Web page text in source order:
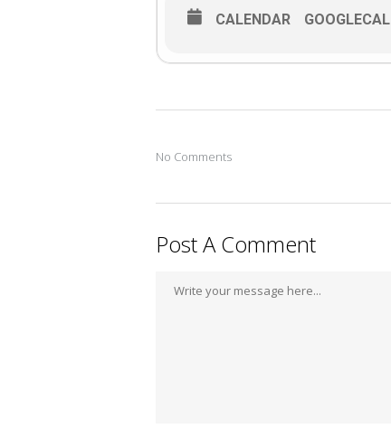
CALENDAR GOOGLECAL
No Comments
Post A Comment